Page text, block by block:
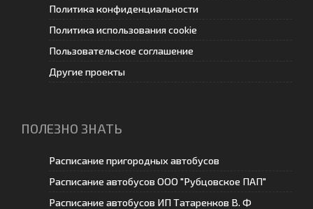
Политика конфиденциальности
Политика использования cookie
Пользовательское соглашение
Другие проекты
ПОЛЕЗНО ЗНАТЬ
Расписание пригородных автобусов
Расписание автобусов ООО "Рубцовское ПАП"
Расписание автобусов ИП Татаренков В. Ф